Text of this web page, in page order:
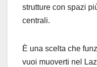
strutture con spazi
centrali.
È una scelta che
vuoi muoverti nel